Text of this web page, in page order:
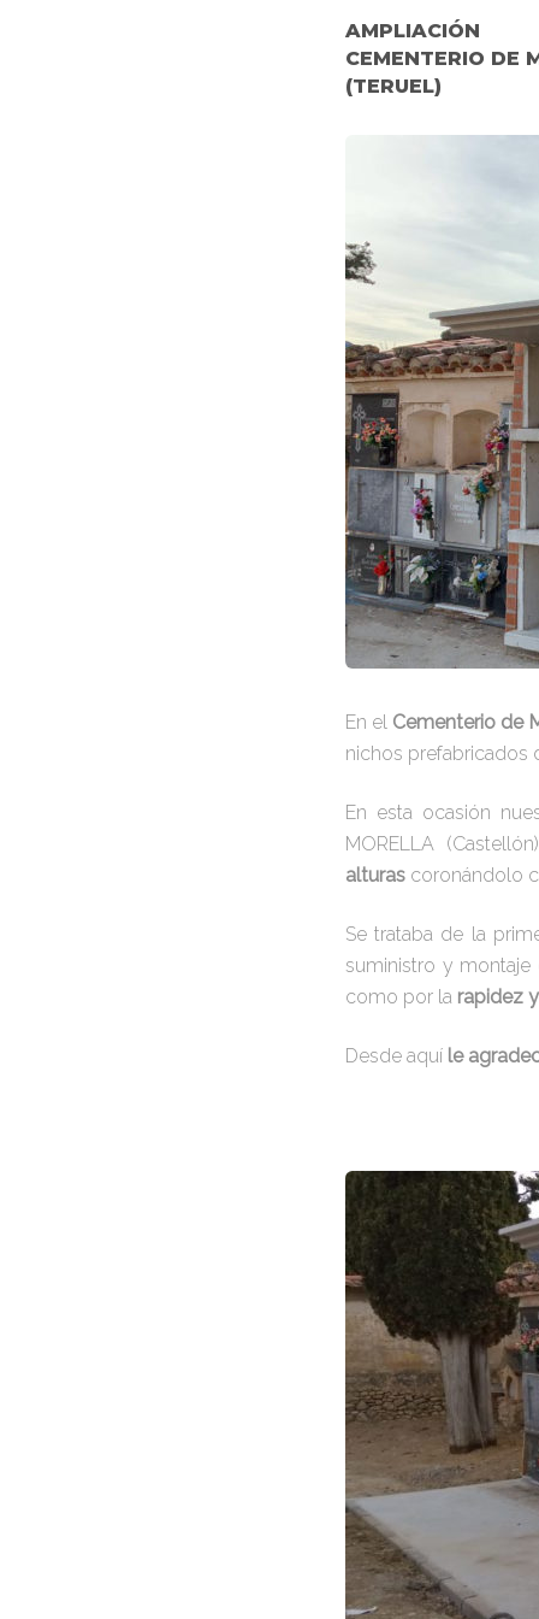
AMPLIACIÓN
CEMENTERIO DE
(TERUEL)
En el Cementerio de
nichos prefabricados
En esta ocasión
MORELLA
alturas coronándolo
Se trataba de la
suministro y montaje
como por la rapidez
Desde aquí le